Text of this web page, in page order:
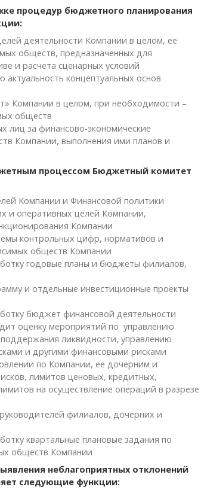
процедур бюджетного планирования
деятельности Компании в целом, ее
обществ, предназначенных для
и расчета сценарных условий
концептуальных основ
Компании в целом, при необходимости –
обществ
лиц за финансово-экономические
Компании, выполнения ими планов и
процессом Бюджетный комитет
Компании и Финансовой политики
и оперативных целей Компании,
Компании
контрольных цифр, нормативов и
обществ Компании
годовые планы и бюджеты филиалов,
и отдельные инвестиционные проекты
бюджет финансовой деятельности
оценку мероприятий по управлению
ликвидности, управлению
и другими финансовыми рисками
по Компании, ее дочерним и
лимитов ценовых, кредитных,
на осуществление операций в разрезе
филиалов, дочерних и
квартальные плановые задания по
обществ Компании
неблагоприятных отклонений
следующие функции: